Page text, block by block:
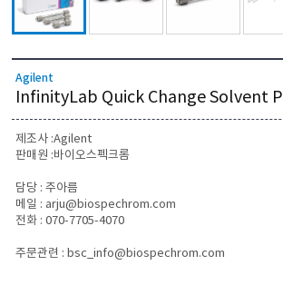
Agilent
InfinityLab Quick Change Solvent
제조사 :Agilent
판매원 :바이오스펙크롬
담당 : 주아름
메일 : arju@biospechrom.com
전화 : 070-7705-4070
주문관련 : bsc_info@biospechrom.com